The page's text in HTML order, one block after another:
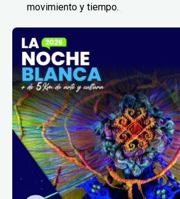
movimiento y tiempo.